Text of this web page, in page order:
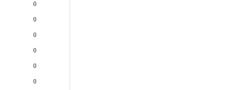
0
0
0
0
0
0